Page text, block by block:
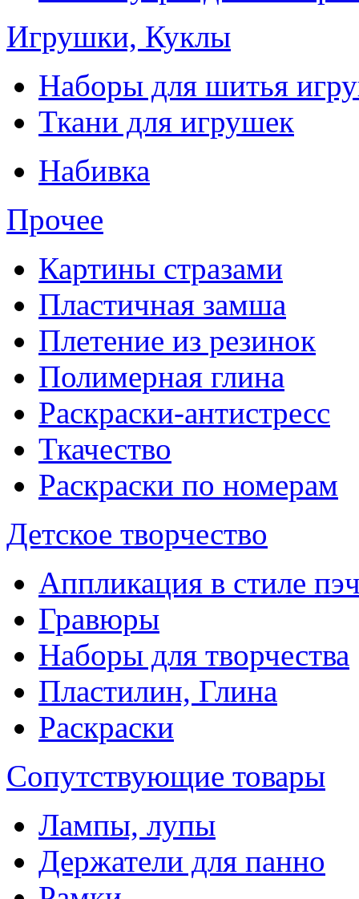
Игрушки, Куклы
Наборы для шитья
Ткани для игрушек
Набивка
Прочее
Картины стразами
Пластичная замша
Плетение из резинок
Полимерная глина
Раскраски-антистресс
Ткачество
Раскраски по номерам
Детское творчество
Аппликация в стиле
Гравюры
Наборы для творчества
Пластилин, Глина
Раскраски
Сопутствующие товары
Лампы, лупы
Держатели для панно